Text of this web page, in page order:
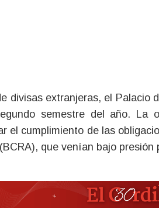
divisas extranjeras, el Palacio
semestre del año. La
el cumplimiento de las
que venían bajo